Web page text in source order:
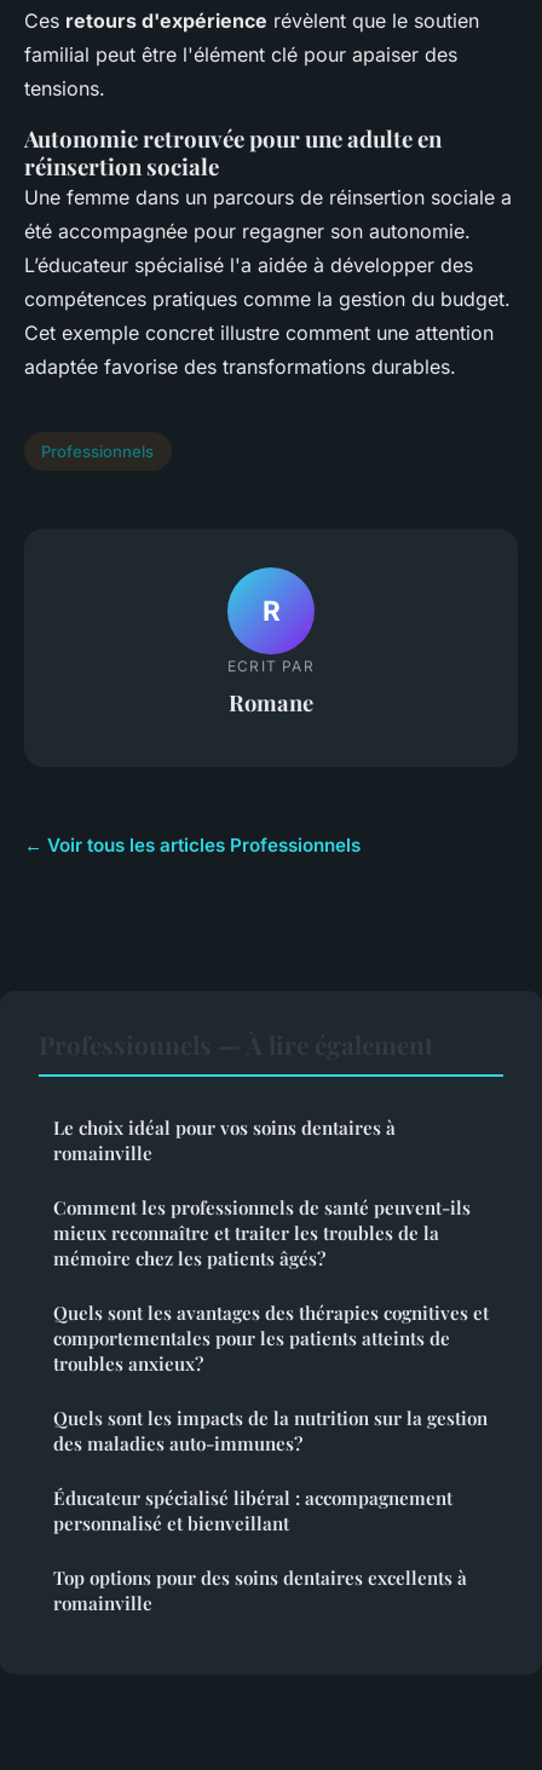
Ces retours d'expérience révèlent que le soutien
familial peut être l'élément clé pour apaiser des
tensions.
Autonomie retrouvée pour une adulte en
réinsertion sociale
Une femme dans un parcours de réinsertion sociale a
été accompagnée pour regagner son autonomie.
L’éducateur spécialisé l'a aidée à développer des
compétences pratiques comme la gestion du budget.
Cet exemple concret illustre comment une attention
adaptée favorise des transformations durables.
Professionnels
R
ECRIT PAR
Romane
← Voir tous les articles Professionnels
Le choix idéal pour vos soins dentaires à
romainville
Comment les professionnels de santé peuvent-ils
mieux reconnaître et traiter les troubles de la
mémoire chez les patients âgés?
Quels sont les avantages des thérapies cognitives et
comportementales pour les patients atteints de
troubles anxieux?
Quels sont les impacts de la nutrition sur la gestion
des maladies auto-immunes?
Éducateur spécialisé libéral : accompagnement
personnalisé et bienveillant
Top options pour des soins dentaires excellents à
romainville